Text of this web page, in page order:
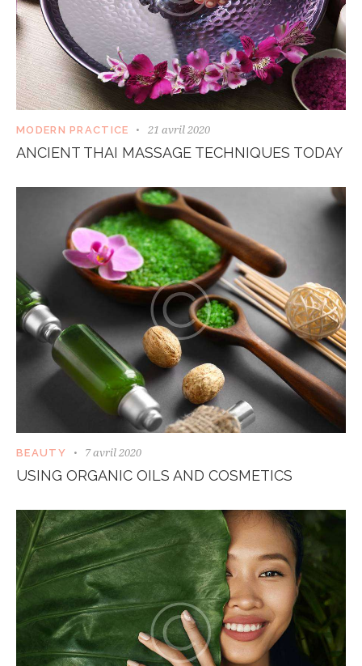
MODERN PRACTICE 21 avril 2020
ANCIENT THAI MASSAGE TECHNIQUES TODAY
BEAUTY 7 avril 2020
USING ORGANIC OILS AND COSMETICS